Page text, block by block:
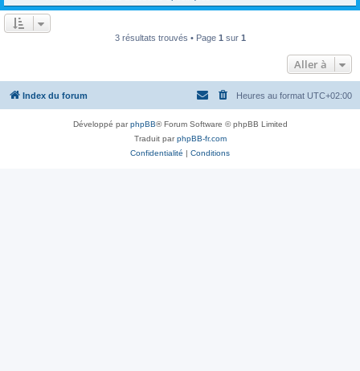
a
a
3 résultats trouvés • Page 1 sur 1
Aller à
Index du forum Heures au format UTC+02:00
Développé parphpBB® Forum Software © phpBB Limited
Traduit parphpBB-fr.com
Confidentialité | Conditions